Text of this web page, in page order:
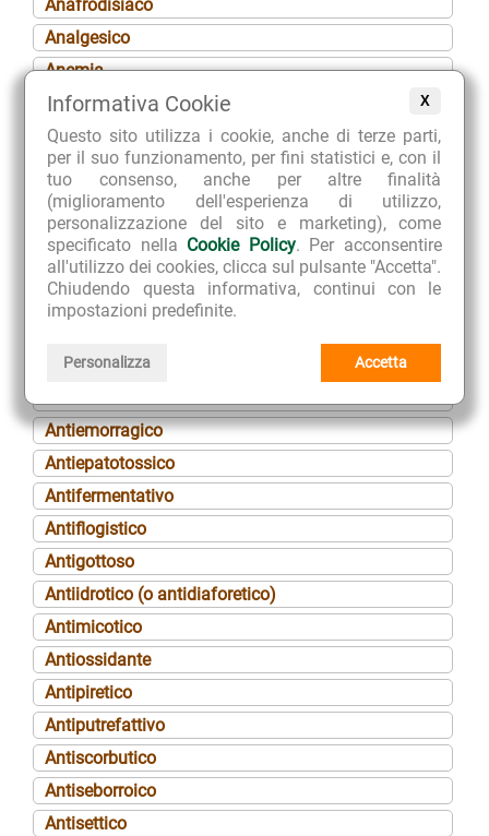
X
Informativa Cookie
Questo sito utilizza i cookie, anche di terze parti,
per il suo funzionamento, per fini statistici e, con il
tuo consenso, anche per altre finalità
(miglioramento dell'esperienza di utilizzo,
personalizzazione del sito e marketing), come
specificato nella Cookie Policy. Per acconsentire
all'utilizzo dei cookies, clicca sul pulsante "Accetta".
Chiudendo questa informativa, continui con le
impostazioni predefinite.
Personalizza Accetta
Anafrodisiaco
Analgesico
Anemia
Angina péctoris
Anoressia
Ansiolitico
Antalgico
Antiaggregante piastrinico
Anticefalalgico
Antidismenorroico
Antielmintico
Antiemorragico
Antiepatotossico
Antifermentativo
Antiflogistico
Antigottoso
Antiidrotico (o antidiaforetico)
Antimicotico
Antiossidante
Antipiretico
Antiputrefattivo
Antiscorbutico
Antiseborroico
Antisettico